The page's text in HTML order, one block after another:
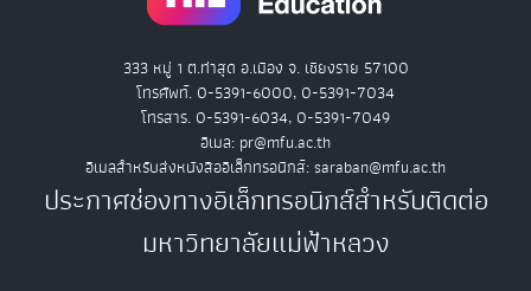
333 หมู่ 1 ต.ท่าสุด อ.เมือง จ. เชียงราย 57100
โทรศัพท์. 0-5391-6000, 0-5391-7034
โทรสาร. 0-5391-6034, 0-5391-7049
อีเมล: pr@mfu.ac.th
อีเมลสำหรับส่งหนังสืออิเล็กทรอนิกส์: saraban@mfu.ac.th
ประกาศช่องทางอิเล็กทรอนิกส์สำหรับติดต่อ
มหาวิทยาลัยแม่ฟ้าหลวง